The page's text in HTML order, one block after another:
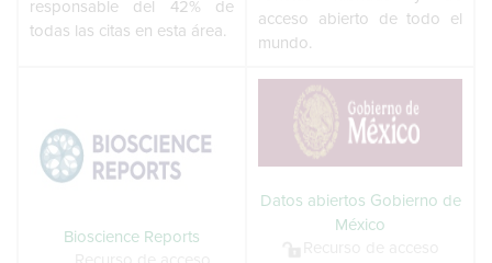
responsable del 42% de
todas las citas en esta área.
acceso abierto de todo el
mundo.
Bioscience Reports
Datos abiertos Gobierno de
México